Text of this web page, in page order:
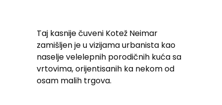
Taj kasnije čuveni Kotež Neimar
zamišljen je u vizijama urbanista kao
naselje velelepnih porodičnih kuća sa
vrtovima, orijentisanih ka nekom od
osam malih trgova.